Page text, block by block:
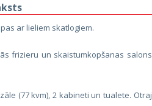
ar lieliem skatlogiem.
frizieru un skaistumkopšanas
(77 kvm), 2 kabineti un tualete.